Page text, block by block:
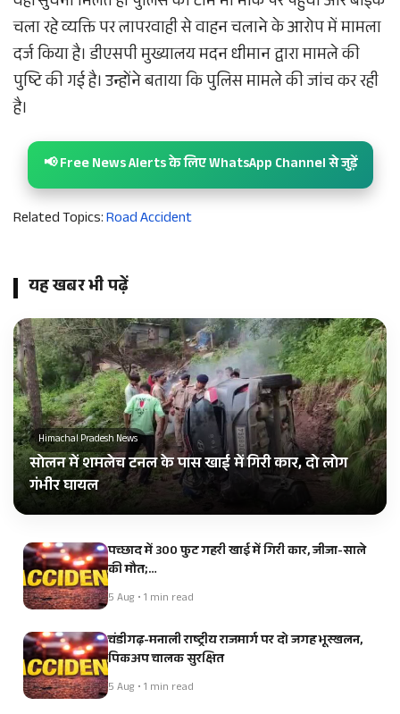
चला रहे व्यक्ति पर लापरवाही से वाहन चलाने के आरोप में मामला
दर्ज किया है। डीएसपी मुख्यालय मदन धीमान द्वारा मामले की
पुष्टि की गई है। उन्होंने बताया कि पुलिस मामले की जांच कर रही
है।
📢 Free News Alerts के लिए WhatsApp Channel से जुड़ें
Related Topics:Road Accident
यह खबर भी पढ़ें
Himachal Pradesh News
सोलन में शमलेच टनल के पास खाई में गिरी कार, दो लोग
गंभीर घायल
पच्छाद में 300 फुट गहरी खाई में गिरी कार, जीजा-साले
की मौत;…
5 Aug • 1 min read
चंडीगढ़-मनाली राष्ट्रीय राजमार्ग पर दो जगह भूस्खलन,
पिकअप चालक सुरक्षित
5 Aug • 1 min read